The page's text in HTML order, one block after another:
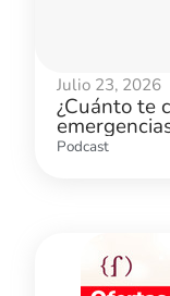
Julio 23, 2026
¿Cuánto te
Podcast